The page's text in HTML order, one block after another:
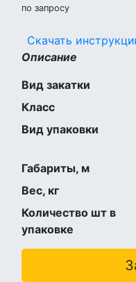
по запросу
Скачать
Описание
Вид закатки
Класс
Вид упаковки
Габариты, м
Вес, кг
Количество шт в
упаковке